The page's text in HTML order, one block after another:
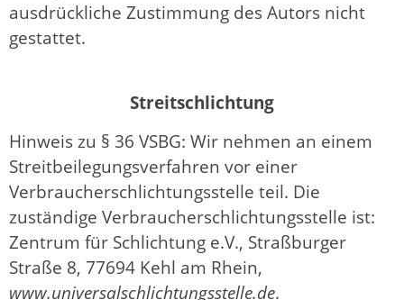
ausdrückliche Zustimmung des Autors nicht
gestattet.
Streitschlichtung
Hinweis zu § 36 VSBG: Wir nehmen an einem
Streitbeilegungsverfahren vor einer
Verbraucherschlichtungsstelle teil. Die
zuständige Verbraucherschlichtungsstelle ist:
Zentrum für Schlichtung e.V., Straßburger
Straße 8, 77694 Kehl am Rhein,
www.universalschlichtungsstelle.de.